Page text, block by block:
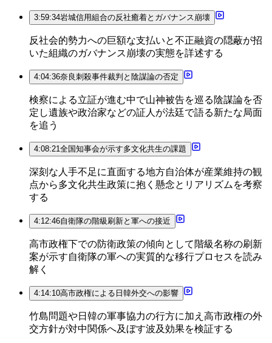
3:59:34岩城信用組合の反社癒着とガバナンス崩壊
反社会的勢力への巨額な支払いと不正融資の隠蔽が招
いた組織のガバナンス崩壊の実態を詳述する
4:04:36奈良刺殺事件裁判と陰謀論の否定
検察による立証が進む中で山神被告を巡る陰謀論を否
定し遺族や政治家などの証人が法廷で語る新たな局面
を追う
4:08:21全国知事会が示す多文化共生の課題
深刻な人手不足に直面する地方自治体が産業維持の観
点から多文化共生政策に抱く懸念とリアリズムを考察
する
4:12:46自衛隊の階級刷新と軍への接近
高市政権下での防衛政策の傾向として階級名称の刷新
案が示す自衛隊の軍への実質的な移行プロセスを読み
解く
4:14:10高市政権による日韓外交への影響
竹島問題や日韓の軍事協力の行方に加え高市政権の外
交方針が対中関係へ及ぼす波及効果を検証する